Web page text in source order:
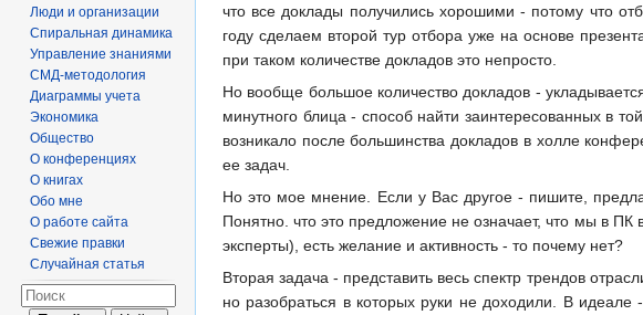
что все доклады получились хорошими - потому что
году сделаем второй тур отбора уже на основе
при таком количестве докладов это непросто.
Но вообще большое количество докладов -
минутного блица - способ найти заинтересованных в
возникало после большинства докладов в холле
ее задач.
Но это мое мнение. Если у Вас другое - пишите,
Понятно. что это предложение не означает, что мы в
эксперты), есть желание и активность - то почему нет?
Вторая задача - представить весь спектр трендов
но разобраться в которых руки не доходили. В
Люди и организации
Спиральная динамика
Управление знаниями
СМД-методология
Диаграммы учета
Экономика
Общество
О конференциях
О книгах
Обо мне
О работе сайта
Свежие правки
Случайная статья